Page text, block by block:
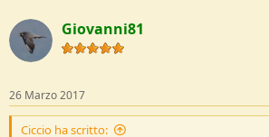
Giovanni81
26 Marzo 2017
Ciccio ha scritto: